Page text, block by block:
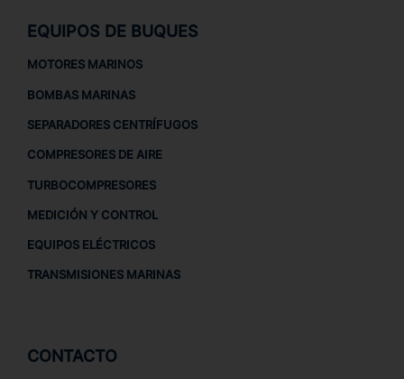
EQUIPOS DE BUQUES
MOTORES MARINOS
BOMBAS MARINAS
SEPARADORES CENTRÍFUGOS
COMPRESORES DE AIRE
TURBOCOMPRESORES
MEDICIÓN Y CONTROL
EQUIPOS ELÉCTRICOS
TRANSMISIONES MARINAS
CONTACTO